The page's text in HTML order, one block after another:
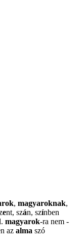
, magyaroknak,
ent, szán, színben
magyarok-ra nem -
az alma szó